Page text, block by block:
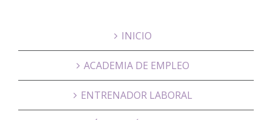
INICIO
ACADEMIA DE EMPLEO
ENTRENADOR LABORAL